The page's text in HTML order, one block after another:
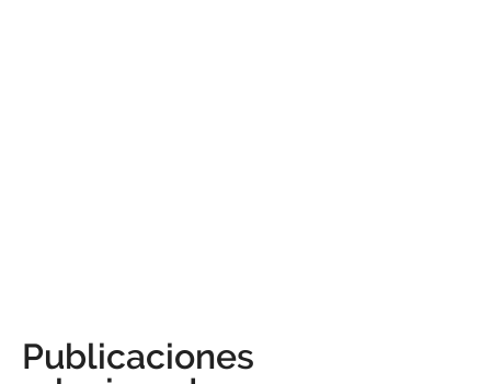
Publicaciones